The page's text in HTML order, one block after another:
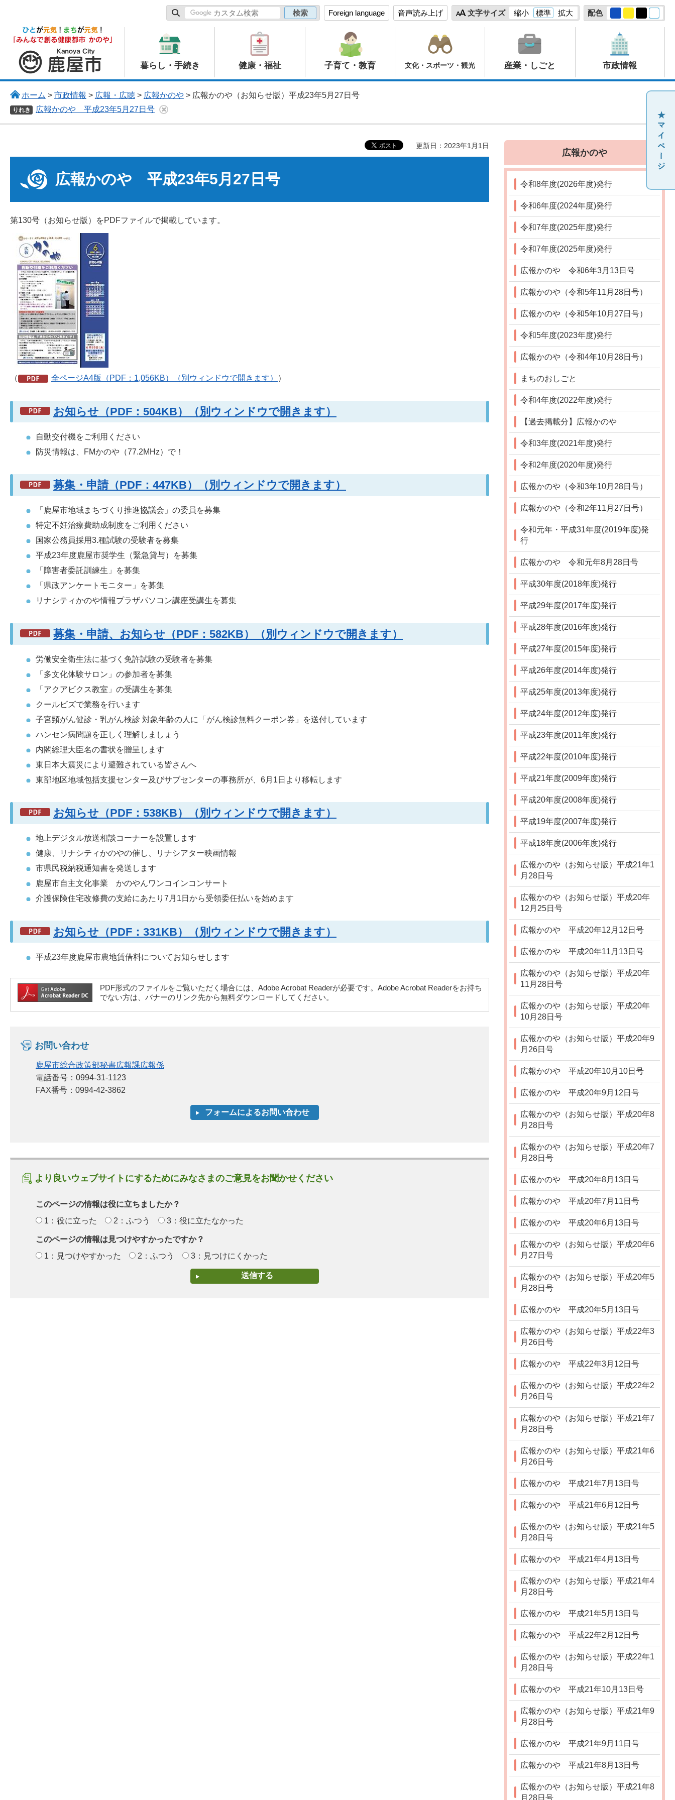
Foreign language 音声読み上げ 文字サイズ 縮小 標準 拡大 配色
鹿屋市
暮らし・手続き 健康・福祉 子育て・教育 文化・スポーツ・観光 産業・しごと 市政情報
ホーム > 市政情報 > 広報・広聴> 広報かのや> 広報かのや（お知らせ版）平成23年5月27日号
りれき 広報かのや 平成23年5月27日号
更新日：2023年1月1日
広報かのや 平成23年5月27日号
第130号（お知らせ版）をPDFファイルで掲載しています。
（ 全ページA4版（PDF：1,056KB）（別ウィンドウで開きます） ）
お知らせ（PDF：504KB）（別ウィンドウで開きます）
自動交付機をご利用ください
防災情報は、FMかのや（77.2MHz）で！
募集・申請（PDF：447KB）（別ウィンドウで開きます）
「鹿屋市地域まちづくり推進協議会」の委員を募集
特定不妊治療費助成制度をご利用ください
国家公務員採用3.種試験の受験者を募集
平成23年度鹿屋市奨学生（緊急貸与）を募集
「障害者委託訓練生」を募集
「県政アンケートモニター」を募集
リナシティかのや情報プラザパソコン講座受講生を募集
募集・申請、お知らせ（PDF：582KB）（別ウィンドウで開きます）
労働安全衛生法に基づく免許試験の受験者を募集
「多文化体験サロン」の参加者を募集
「アクアビクス教室」の受講生を募集
クールビズで業務を行います
子宮頸がん健診・乳がん検診 対象年齢の人に「がん検診無料クーポン券」を送付しています
ハンセン病問題を正しく理解しましょう
内閣総理大臣名の書状を贈呈します
東日本大震災により避難されている皆さんへ
東部地区地域包括支援センター及びサブセンターの事務所が、6月1日より移転します
お知らせ（PDF：538KB）（別ウィンドウで開きます）
地上デジタル放送相談コーナーを設置します
健康、リナシティかのやの催し、リナシアター映画情報
市県民税納税通知書を発送します
鹿屋市自主文化事業 かのやんワンコインコンサート
介護保険住宅改修費の支給にあたり7月1日から受領委任払いを始めます
お知らせ（PDF：331KB）（別ウィンドウで開きます）
平成23年度鹿屋市農地賃借料についてお知らせします
PDF形式のファイルをご覧いただく場合には、Adobe Acrobat Readerが必要です。Adobe Acrobat Readerをお持ち
でない方は、バナーのリンク先から無料ダウンロードしてください。
お問い合わせ
鹿屋市総合政策部秘書広報課広報係
電話番号：0994-31-1123
FAX番号：0994-42-3862
より良いウェブサイトにするためにみなさまのご意見をお聞かせください
このページの情報は役に立ちましたか？
1：役に立った
2：ふつう 3：役に立たなかった
このページの情報は見つけやすかったですか？
1：見つけやすかった
2：ふつう 3：見つけにくかった
広報かのや
令和8年度(2026年度)発行
令和6年度(2024年度)発行
令和7年度(2025年度)発行
令和7年度(2025年度)発行
広報かのや 令和6年3月13日号
広報かのや（令和5年11月28日号）
広報かのや（令和5年10月27日号）
令和5年度(2023年度)発行
広報かのや（令和4年10月28日号）
まちのおしごと
令和4年度(2022年度)発行
【過去掲載分】広報かのや
令和3年度(2021年度)発行
令和2年度(2020年度)発行
広報かのや（令和3年10月28日号）
広報かのや（令和2年11月27日号）
令和元年・平成31年度(2019年度)発
行
広報かのや 令和元年8月28日号
平成30年度(2018年度)発行
平成29年度(2017年度)発行
平成28年度(2016年度)発行
平成27年度(2015年度)発行
平成26年度(2014年度)発行
平成25年度(2013年度)発行
平成24年度(2012年度)発行
平成23年度(2011年度)発行
平成22年度(2010年度)発行
平成21年度(2009年度)発行
平成20年度(2008年度)発行
平成19年度(2007年度)発行
平成18年度(2006年度)発行
広報かのや（お知らせ版）平成21年1
月28日号
広報かのや（お知らせ版）平成20年
12月25日号
広報かのや 平成20年12月12日号
広報かのや 平成20年11月13日号
広報かのや（お知らせ版）平成20年
11月28日号
広報かのや（お知らせ版）平成20年
10月28日号
広報かのや（お知らせ版）平成20年9
月26日号
広報かのや 平成20年10月10日号
広報かのや 平成20年9月12日号
広報かのや（お知らせ版）平成20年8
月28日号
広報かのや（お知らせ版）平成20年7
月28日号
広報かのや 平成20年8月13日号
広報かのや 平成20年7月11日号
広報かのや 平成20年6月13日号
広報かのや（お知らせ版）平成20年6
月27日号
広報かのや（お知らせ版）平成20年5
月28日号
広報かのや 平成20年5月13日号
広報かのや（お知らせ版）平成22年3
月26日号
広報かのや 平成22年3月12日号
広報かのや（お知らせ版）平成22年2
月26日号
広報かのや（お知らせ版）平成21年7
月28日号
広報かのや（お知らせ版）平成21年6
月26日号
広報かのや 平成21年7月13日号
広報かのや 平成21年6月12日号
広報かのや（お知らせ版）平成21年5
月28日号
広報かのや 平成21年4月13日号
広報かのや（お知らせ版）平成21年4
月28日号
広報かのや 平成21年5月13日号
広報かのや 平成22年2月12日号
広報かのや（お知らせ版）平成22年1
月28日号
広報かのや 平成21年10月13日号
広報かのや（お知らせ版）平成21年9
月28日号
広報かのや 平成21年9月11日号
広報かのや 平成21年8月13日号
広報かのや（お知らせ版）平成21年8
月28日号